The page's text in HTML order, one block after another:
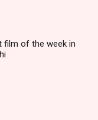
of the week in